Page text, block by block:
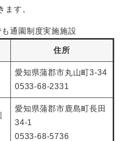
ます。
通園制度実施施設
住所
愛知県蒲郡市丸山町3-34
0533-68-2331
愛知県蒲郡市鹿島町長田
34-1
0533-68-5736